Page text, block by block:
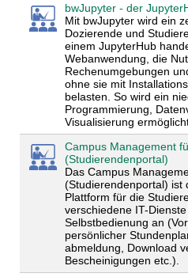
bwJupyter - der
Mit bwJupyter wird ein
Dozierende und
einem JupyterHub
Webanwendung, die
Rechenumgebungen
ohne sie mit
belasten. So wird ein
Programmierung,
Visualisierung
Campus Management
(Studierendenportal)
Das Campus
(Studierendenportal) ist
Plattform für die
verschiedene IT-
Selbstbedienung an
persönlicher
abmeldung, Download
Bescheinigungen etc.).